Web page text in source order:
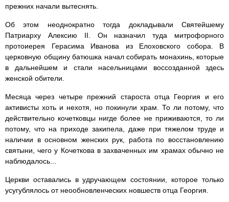
прежних начали вытеснять.
Об этом неоднократно тогда докладывали Святейшему
Патриарху Алексию II. Он назначил туда митрофорного
протоиерея Герасима Иванова из Елоховского собора. В
церковную общину батюшка начал собирать монахинь, которые
в дальнейшем и стали насельницами воссозданной здесь
женской обители.
Месяца через четыре прежний староста отца Георгия и его
активисты хоть и нехотя, но покинули храм. То ли потому, что
действительно кочетковцы нигде более не приживаются, то ли
потому, что на приходе закипела, даже при тяжелом труде и
наличии в основном женских рук, работа по восстановлению
святыни, чего у Кочеткова в захваченных им храмах обычно не
наблюдалось...
Церкви оставались в удручающем состоянии, которое только
усугублялось от неообновленческих новшеств отца Георгия.